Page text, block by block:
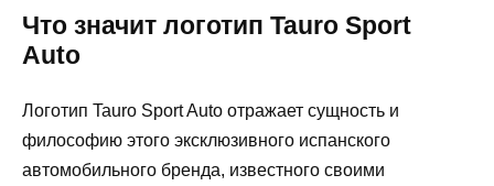
Что значит логотип Tauro Sport
Auto
Логотип Tauro Sport Auto отражает сущность и
философию этого эксклюзивного испанского
автомобильного бренда, известного своими